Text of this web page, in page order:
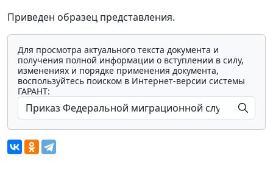
Приведен образец представления.
Для просмотра актуального текста документа и
получения полной информации о вступлении в силу,
изменениях и порядке применения документа,
воспользуйтесь поиском в Интернет-версии системы
ГАРАНТ: